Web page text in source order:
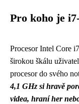
Pro koho je
Procesor Intel Core
širokou škálu
procesor do svého
4,1 GHz si hravě
videa, hraní her